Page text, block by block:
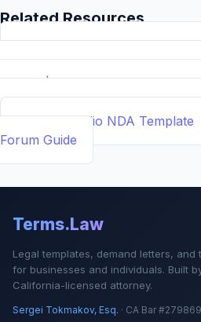
Related Resources
📝 Free Demand Letter
Drafted Templates by ... Demand
Builder | Legal Contract
Calcs - Free Business & Legal
📄 NDA Studio NDA Template
Forum Guide
Terms.Law
Legal templates, demand letters, and
for businesses and individuals. Built
California-licensed attorney.
Sergei Tokmakov, Esq. · CA Bar #279869